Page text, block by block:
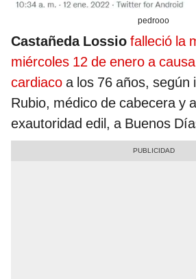
pedrooo
Castañeda Lossio falleció la
miércoles 12 de enero a
cardiaco a los 76 años, según
Rubio, médico de cabecera y
exautoridad edil, a Buenos